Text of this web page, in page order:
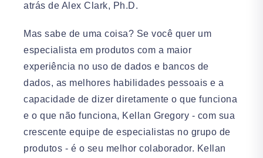
atrás de Alex Clark, Ph.D.
Mas sabe de uma coisa? Se você quer um
especialista em produtos com a maior
experiência no uso de dados e bancos de
dados, as melhores habilidades pessoais e a
capacidade de dizer diretamente o que funciona
e o que não funciona, Kellan Gregory - com sua
crescente equipe de especialistas no grupo de
produtos - é o seu melhor colaborador. Kellan